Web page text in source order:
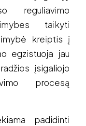
reguliavimo
taikyti
kreiptis į
egzistuoja jau
įsigaliojo
procesą
padidinti